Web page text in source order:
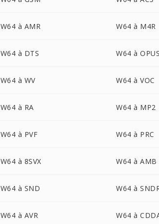
W64 à AMR W64 à M4R
W64 à DTS W64 à OPUS
W64 à WV W64 à VOC
W64 à RA W64 à MP2
W64 à PVF W64 à PRC
W64 à 8SVX W64 à AMB
W64 à SND W64 à
W64 à AVR W64 à